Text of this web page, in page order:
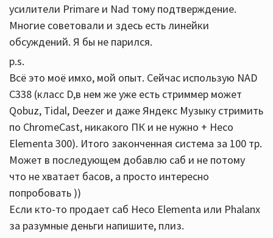
усилители Primare и Nad тому подтверждение.
Многие советовали и здесь есть линейки
обсуждений. Я бы не парился.
p.s.
Всё это моё имхо, мой опыт. Сейчас использую NAD
C338 (класс D,в нем же уже есть стриммер может
Qobuz, Tidal, Deezer и даже Яндекс Музыку стримить
по ChromeCast, никакого ПК и не нужно + Heco
Elementa 300). Итого законченная система за 100 тр.
Может в последующем добавлю саб и не потому
что не хватает басов, а просто интересно
попробовать ))
Если кто-то продает саб Heco Elementa или Phalanx
за разумные деньги напишите, плиз.